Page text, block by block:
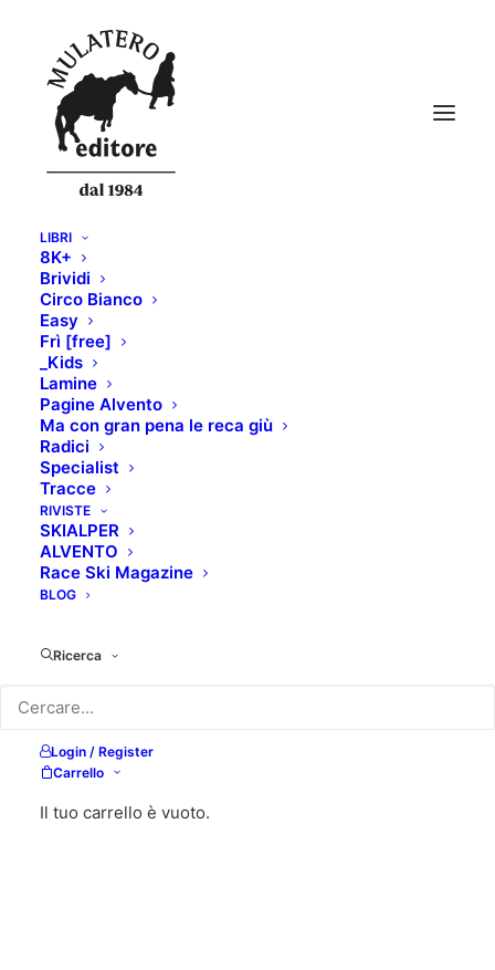
LIBRI
8K+
Brividi
Circo Bianco
Easy
Frì [free]
_Kids
Lamine
Pagine Alvento
Ma con gran pena le reca giù
Radici
Specialist
Tracce
RIVISTE
SKIALPER
ALVENTO
Race Ski Magazine
BLOG
Ricerca
Login / Register
Carrello
Il tuo carrello è vuoto.
Home
berretto Armada - Modello: K2 Skis traditional